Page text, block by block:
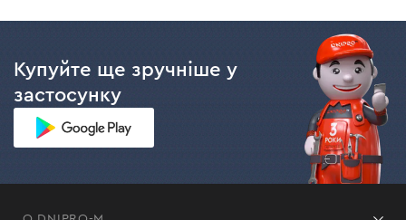
Купуйте ще зручніше у
застосунку